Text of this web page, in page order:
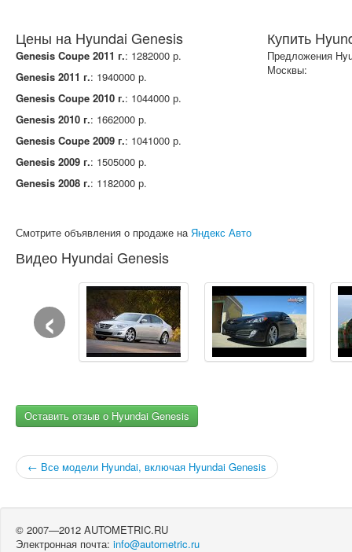
Цены на Hyundai Genesis
Genesis Coupe 2011 г.: 1282000 р.
Genesis 2011 г.: 1940000 р.
Genesis Coupe 2010 г.: 1044000 р.
Genesis 2010 г.: 1662000 р.
Genesis Coupe 2009 г.: 1041000 р.
Genesis 2009 г.: 1505000 р.
Genesis 2008 г.: 1182000 р.
Смотрите объявления о продаже наЯндекс Авто
Купить
Предложения
Москвы:
Видео Hyundai Genesis
‹
Оставить отзыв о Hyundai Genesis
← Все модели Hyundai, включая Hyundai Genesis
© 2007—2012 AUTOMETRIC.RU
Электронная почта: info@autometric.ru